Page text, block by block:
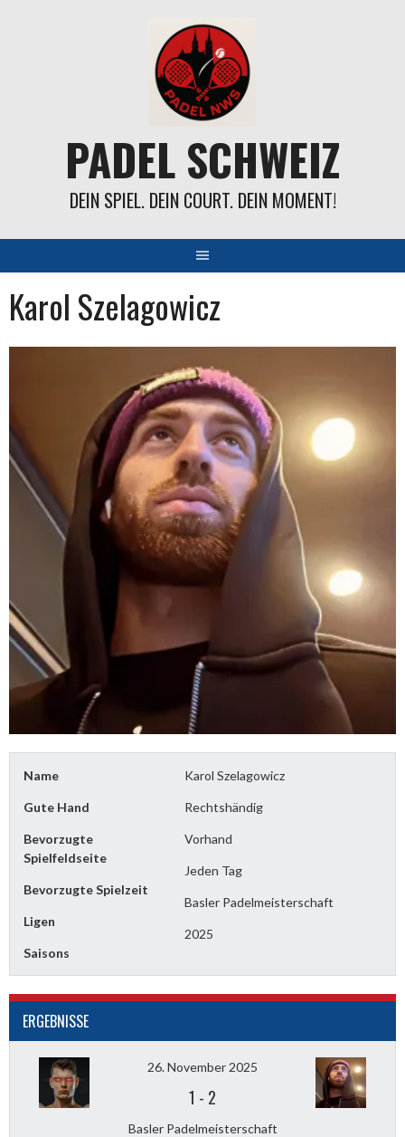
PADEL SCHWEIZ
DEIN SPIEL. DEIN COURT. DEIN MOMENT!
Karol Szelagowicz
Name Karol Szelagowicz
Gute Hand Rechtshändig
Bevorzugte
Spielfeldseite
Vorhand
Bevorzugte Spielzeit
Jeden Tag
Ligen
Basler Padelmeisterschaft
Saisons
2025
ERGEBNISSE
26. November 2025
1 - 2
Basler Padelmeisterschaft